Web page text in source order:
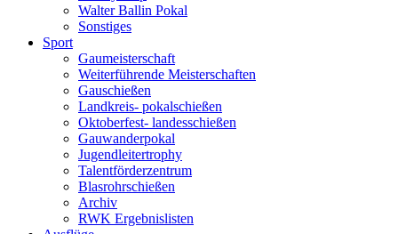
Walter Ballin Pokal
Sonstiges
Sport
Gaumeisterschaft
Weiterführende Meisterschaften
Gauschießen
Landkreis- pokalschießen
Oktoberfest- landesschießen
Gauwanderpokal
Jugendleitertrophy
Talentförderzentrum
Blasrohrschießen
Archiv
RWK Ergebnislisten